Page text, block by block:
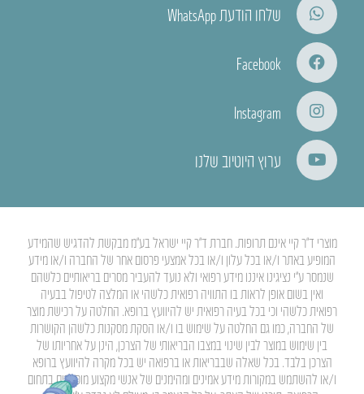
שלחו הודעת WhatsApp
Facebook
Instagram
ערוץ היוטיוב שלנו
מוצרי ד”ר קיי אינם תרופות. חברת ד”ר קיי ישראל בע”מ מבקשת להדגיש שהמידע
המופיע באתר ו/או בכל עלון ו/או בכל אמצעי פרסום אחר של החברה ו/או מידע
שנמסר ע”י נציגינו איננו מידע רפואי ולא נועד להעביר מסרים בריאותיים כלשהם
ואין בשום אופן לראות בו התוויה רפואית כלשהי או המלצה לטיפול בבעיה
רפואית כלשהי וכי בכל בעיה רפואית יש להיוועץ ברופא. החלטה על רכישת מוצר
של החברה, כמו גם החלטה על שימוש בו ו/או הסקת מסקנות כלשהן הקושרות
בין שימוש במוצר לבין שינוי במצבו הבריאותי של הצרכן, הינן על אחריותו של
הצרכן בלבד. בכל שאלה שבבריאות או ברפואה יש בכל מקרה להיוועץ ברופא
ו/או להשתמש במקורות מידע אמינים ומהימנים של אנשי מקצוע מוסמכים בתחום